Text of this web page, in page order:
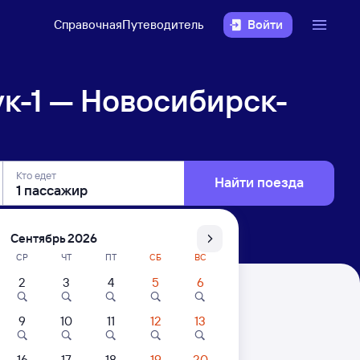
СправочнаяПутеводитель Войти
1 — Новосибирск-
Кто едет Найти поезда
Главный
Цены за 1 пассажира
Сентябрь 2026
СР ЧТ ПТ СБ ВС
2 3 4 5 6
9 10 11 12 13